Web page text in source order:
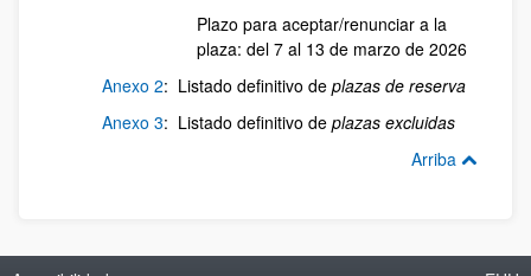
Plazo para aceptar/renunciar a la
plaza: del 7 al 13 de marzo de 2026
Anexo 2: Listado definitivo de plazas de reserva
Anexo 3: Listado definitivo de plazas excluidas
Arriba